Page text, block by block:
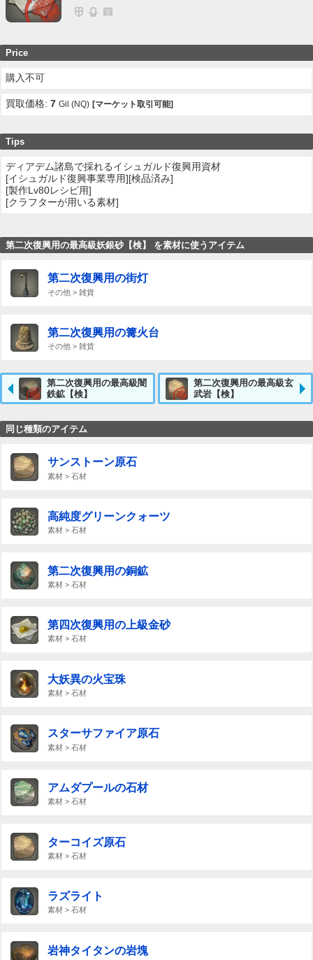
Price
購入不可
買取価格:7 Gil (NQ) [マーケット取引可能]
Tips
ディアデム諸島で採れるイシュガルド復興用資材
[イシュガルド復興事業専用][検品済み]
[製作Lv80レシピ用]
[クラフターが用いる素材]
第二次復興用の最高級妖銀砂【検】 を素材に使うアイテム
第二次復興用の街灯
その他 > 雑貨
第二次復興用の篝火台
その他 > 雑貨
第二次復興用の最高級闇
鉄鉱【検】
第二次復興用の最高級玄
武岩【検】
同じ種類のアイテム
サンストーン原石
素材 > 石材
高純度グリーンクォーツ
素材 > 石材
第二次復興用の銅鉱
素材 > 石材
第四次復興用の上級金砂
素材 > 石材
大妖異の火宝珠
素材 > 石材
スターサファイア原石
素材 > 石材
アムダプールの石材
素材 > 石材
ターコイズ原石
素材 > 石材
ラズライト
素材 > 石材
岩神タイタンの岩塊